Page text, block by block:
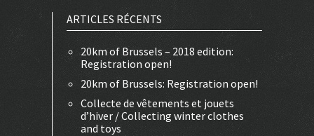
ARTICLES RÉCENTS
20km of Brussels – 2018 edition:
Registration open!
20km of Brussels: Registration open!
Collecte de vêtements et jouets
d’hiver / Collecting winter clothes
and toys